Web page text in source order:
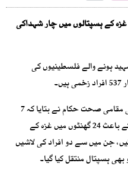
24 گھنٹوں میں غزہ کے ہسپتالوں میں چار شہداکی
ہونے والے فلسطینیوں کی
فلسطینی نیوز ایجنسی کے مطابق غزہ کی مقامی صحت حکام نے بتایا کہ 7
اکتوبر 2023 سے جاری اسرائیلی حملوں کے باعث 24 گھنٹوں میں غزہ کے
جن میں سے دو افراد کی لاشیں